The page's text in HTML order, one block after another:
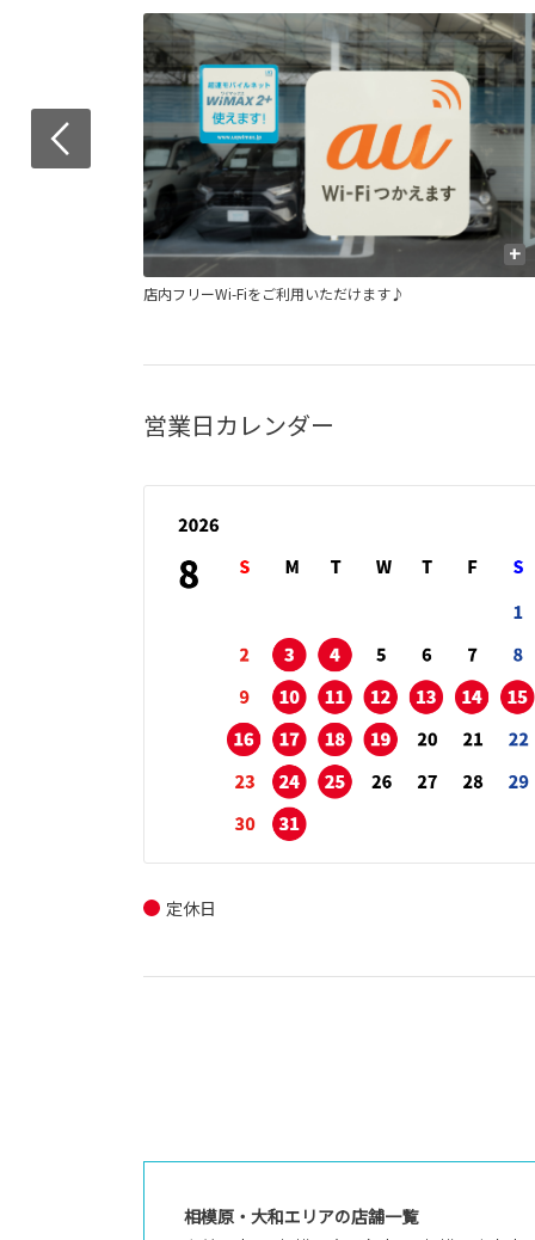
+
店内フリーWi-Fiをご利用いただけます♪
営業日カレンダー
定休日
相模原・大和エリアの店舗一覧